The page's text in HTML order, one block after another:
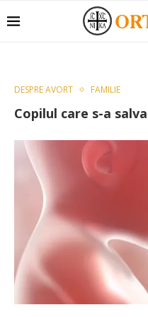
DESPRE AVORT FAMILIE
Copilul care s-a